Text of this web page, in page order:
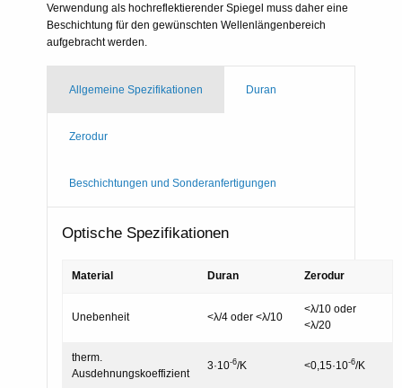
Verwendung als hochreflektierender Spiegel muss daher eine
Beschichtung für den gewünschten Wellenlängenbereich
aufgebracht werden.
Allgemeine Spezifikationen Duran
Zerodur
Beschichtungen und Sonderanfertigungen
Optische Spezifikationen
Material Duran Zerodur
Unebenheit <λ/4 oder <λ/10
<λ/10 oder
<λ/20
therm.
Ausdehnungskoeffizient
3·10-6/K <0,15·10-6/K